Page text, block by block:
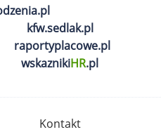
kfw.sedlak.pl
raportyplacowe.pl
wskaznikiHR.pl
Kontakt